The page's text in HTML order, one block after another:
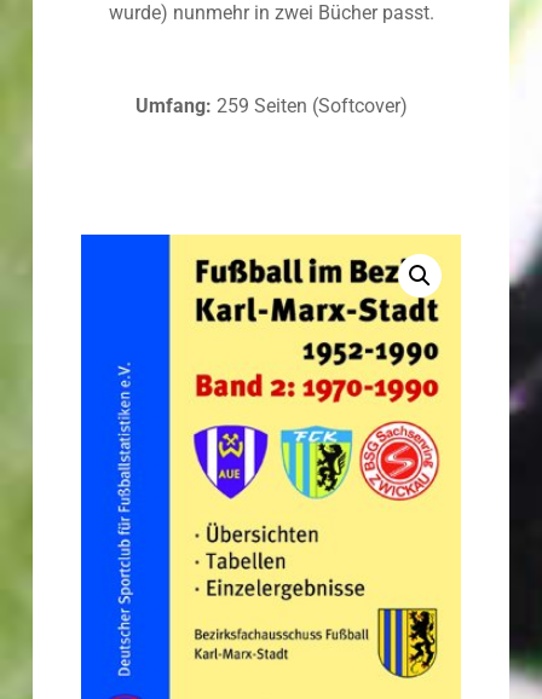
wurde) nunmehr in zwei Bücher passt.
Umfang: 259 Seiten (Softcover)